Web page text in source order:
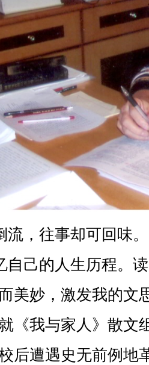
，往事却可回味。
己的人生历程。读
美妙，激发我的文
《我与家人》散文
后遭遇史无前例地